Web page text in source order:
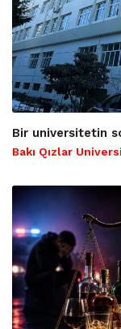
Bir universitetin
Bakı Qızlar